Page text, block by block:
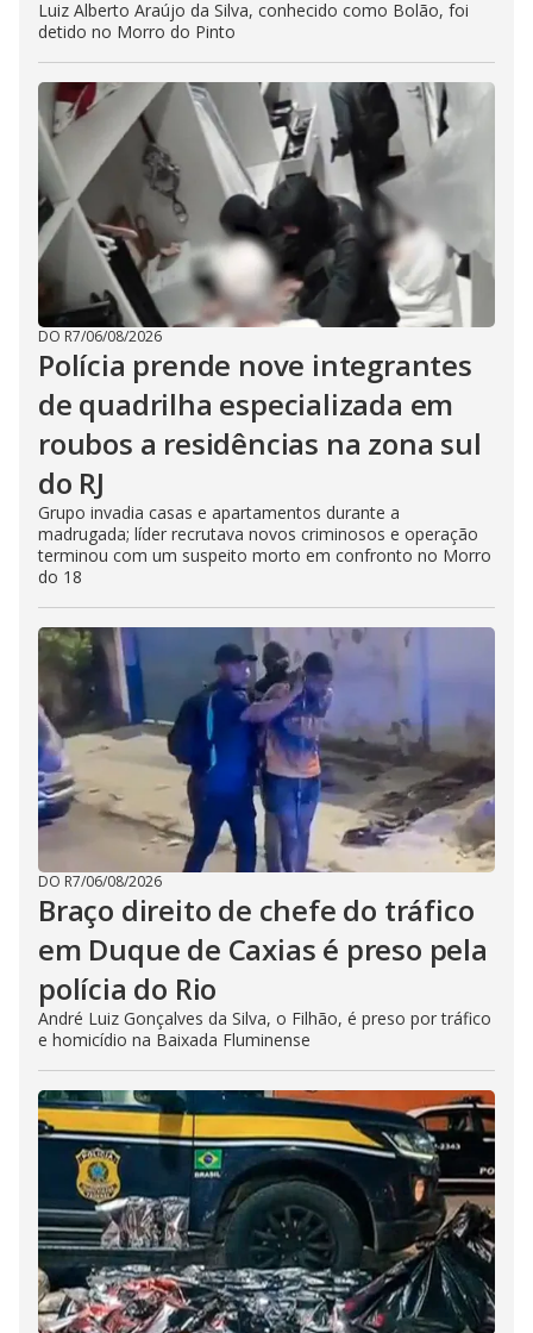
Luiz Alberto Araújo da Silva, conhecido como Bolão, foi
detido no Morro do Pinto
DO R7/06/08/2026
Polícia prende nove integrantes
de quadrilha especializada em
roubos a residências na zona sul
do RJ
Grupo invadia casas e apartamentos durante a
madrugada; líder recrutava novos criminosos e operação
terminou com um suspeito morto em confronto no Morro
do 18
DO R7/06/08/2026
Braço direito de chefe do tráfico
em Duque de Caxias é preso pela
polícia do Rio
André Luiz Gonçalves da Silva, o Filhão, é preso por tráfico
e homicídio na Baixada Fluminense